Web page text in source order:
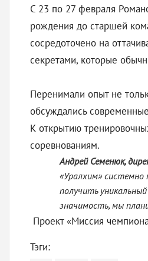
С 23 по 27 февраля
рождения до старшей
сосредоточено на
секретами, которые
Перенимали опыт не
обсуждались
К открытию
соревнованиям.
Андрей Семенюк,
«Уралхим» системно
получить
значимость, мы
Проект «Миссия
Тэги: